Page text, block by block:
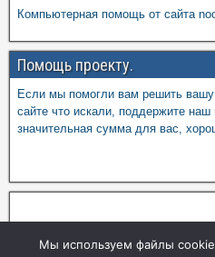
Компьютерная помощь от сайта
Помощь проекту.
Если мы помогли вам решить
сайте что искали, поддержите
значительная сумма для вас,
Мы используем файлы